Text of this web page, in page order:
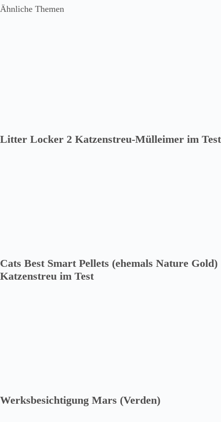
Ähnliche Themen
Litter Locker 2 Katzenstreu-Mülleimer im Test
Cats Best Smart Pellets (ehemals Nature Gold)
Katzenstreu im Test
Werksbesichtigung Mars (Verden)